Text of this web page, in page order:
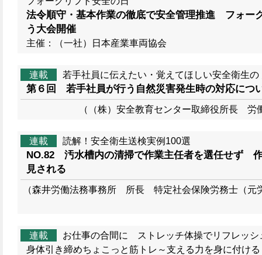
法令順守・基本作業の徹底で安全管理推進 フォー
う大会開催
主催：（一社）日本産業車両協会
連載 若手社員に伝えたい・覚えてほしい安全衛生の
第６回 若手社員が行う自然災害発生時の対応につ
（（株）安全教育センター取締役所長
連載 読解！安全衛生送検実例100選
NO.82 汚水槽内の清掃で作業主任者を選任せず
見される
（森井労働法務事務所 所長 特定社会保険労務士（元
連載
お仕事の合間に ストレッチ体操でリフレッシ
身体引き締めちょこっと筋トレ～支える力を身に付ける